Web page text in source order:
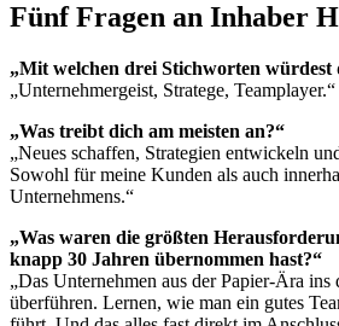
Fünf Fragen an Inhaber
„Mit welchen drei Stichworten würdest
„Unternehmergeist, Stratege, Teamplayer.“
„Was treibt dich am meisten an?“
„Neues schaffen, Strategien entwickeln
Sowohl für meine Kunden als auch
Unternehmens.“
„Was waren die größten
knapp 30 Jahren übernommen hast?“
„Das Unternehmen aus der Papier-Ära
überführen. Lernen, wie man ein gutes